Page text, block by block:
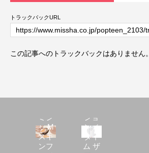
トラックバックURL
この記事へのトラックバックはありません。
ミシ
ャ M
スキ
ンフ
ボリ
ショ
ン／
タイ
ム ザ